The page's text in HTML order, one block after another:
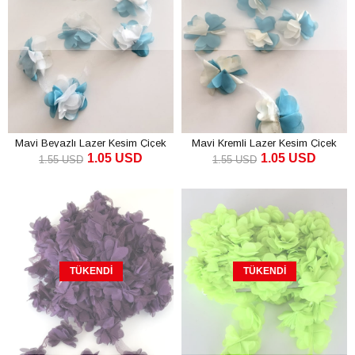
Mavi Beyazlı Lazer Kesim Çiçek
Şerit
1.05 USD
1.55 USD
Mavi Kremli Lazer Kesim Çiçek
Şerit
1.05 USD
1.55 USD
TÜKENDI TÜKENDI